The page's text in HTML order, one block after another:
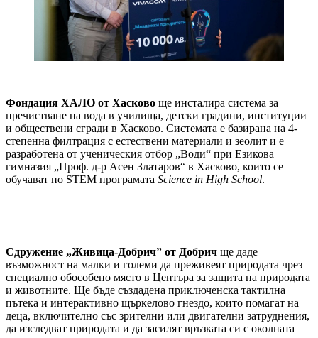
Фондация ХАЛО от Хасково ще инсталира система за
пречистване на вода в училища, детски градини, институции
и обществени сгради в Хасково. Системата е базирана на 4-
степенна филтрация с естествени материали и зеолит и е
разработена от ученическия отбор „Води“ при Езикова
гимназия „Проф. д-р Асен Златаров“ в Хасково, които се
обучават по STEM програмата Science in High School.
Сдружение „Живица-Добрич” от Добрич ще даде
възможност на малки и големи да преживеят природата чрез
специално обособено място в Центъра за защита на природата
и животните. Ще бъде създадена приключенска тактилна
пътека и интерактивно щъркелово гнездо, които помагат на
деца, включително със зрителни или двигателни затруднения,
да изследват природата и да засилят връзката си с околната